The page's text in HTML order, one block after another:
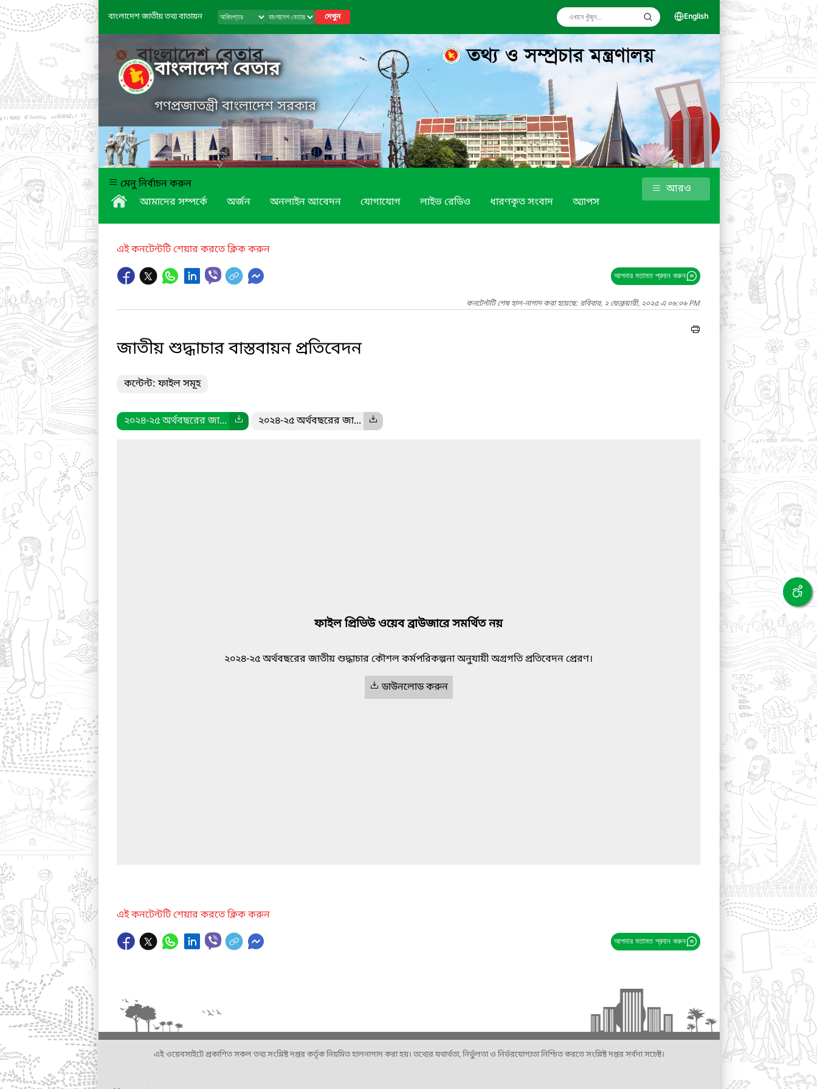
বাংলাদেশ জাতীয় তথ্য বাতায়ন দেখুন English
বাংলাদেশ বেতার
গণপ্রজাতন্ত্রী বাংলাদেশ সরকার
মেনু নির্বাচন করুন
আমাদের সম্পর্কে
অর্জন অনলাইন আবেদন যোগাযোগ লাইভ রেডিও ধারণকৃত সংবাদ অ্যাপস
আরও
এই কনটেন্টটি শেয়ার করতে ক্লিক করুন
আপনার মতামত প্রদান করুন
কনটেন্টটি শেষ হাল-নাগাদ করা হয়েছে: রবিবার, ২ ফেব্রুয়ারী, ২০২৫ এ ০৬:০৬ PM
জাতীয় শুদ্ধাচার বাস্তবায়ন প্রতিবেদন
কন্টেন্ট: ফাইল সমূহ
২০২৪-২৫ অর্থবছরের জা... ২০২৪-২৫ অর্থবছরের জা...
ফাইল প্রিভিউ ওয়েব ব্রাউজারে সমর্থিত নয়
২০২৪-২৫ অর্থবছরের জাতীয় শুদ্ধাচার কৌশল কর্মপরিকল্পনা অনুযায়ী অগ্রগতি প্রতিবেদন প্রেরণ।
ডাউনলোড করুন
এই কনটেন্টটি শেয়ার করতে ক্লিক করুন
আপনার মতামত প্রদান করুন
এই ওয়েবসাইটে প্রকাশিত সকল তথ্য সংশ্লিষ্ট দপ্তর কর্তৃক নিয়মিত হালনাগাদ করা হয়। তথ্যের যথার্থতা, নির্ভুলতা ও নির্ভরযোগ্যতা নিশ্চিত করতে সংশ্লিষ্ট দপ্তর সর্বদা সচেষ্ট।